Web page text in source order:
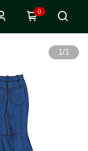
0
1/1